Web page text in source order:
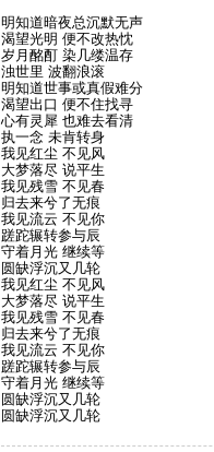
明知道暗夜总沉默无声
渴望光明 便不改热忱
岁月酩酊 染几缕温存
浊世里 波翻浪滚
明知道世事或真假难分
渴望出口 便不住找寻
心有灵犀 也难去看清
执一念 未肯转身
我见红尘 不见风
大梦落尽 说平生
我见残雪 不见春
归去来兮了无痕
我见流云 不见你
蹉跎辗转参与辰
守着月光 继续等
圆缺浮沉又几轮
我见红尘 不见风
大梦落尽 说平生
我见残雪 不见春
归去来兮了无痕
我见流云 不见你
蹉跎辗转参与辰
守着月光 继续等
圆缺浮沉又几轮
圆缺浮沉又几轮